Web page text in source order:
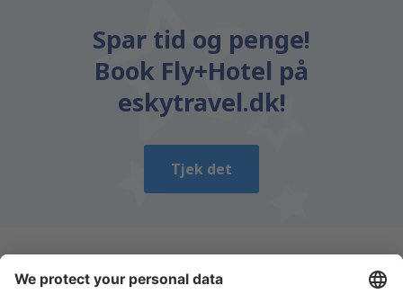
Spar tid og penge!
Book Fly+Hotel på
eskytravel.dk!
Tjek det